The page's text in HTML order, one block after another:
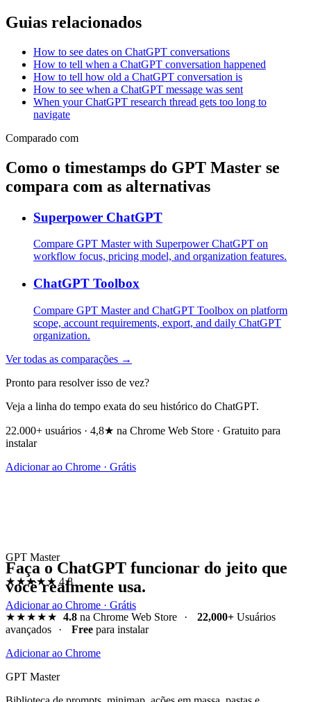
Guias relacionados
How to see dates on ChatGPT conversations
How to tell when a ChatGPT conversation happened
How to tell how old a ChatGPT conversation is
How to see when a ChatGPT message was sent
When your ChatGPT research thread gets too long to
navigate
Comparado com
Como o timestamps do GPT Master se
compara com as alternativas
Superpower ChatGPT
Compare GPT Master with Superpower ChatGPT on
workflow focus, pricing model, and organization features.
ChatGPT Toolbox
Compare GPT Master and ChatGPT Toolbox on platform
scope, account requirements, export, and daily ChatGPT
organization.
Ver todas as comparações →
Pronto para resolver isso de vez?
Veja a linha do tempo exata do seu histórico do ChatGPT.
22.000+ usuários · 4,8★ na Chrome Web Store · Gratuito para
instalar
Adicionar ao Chrome · Grátis
GPT Master
★★★★★ 4.8
Adicionar ao Chrome · Grátis
Faça o ChatGPT funcionar do jeito que
você realmente usa.
★★★★★ 4.8na Chrome Web Store · 22,000+Usuários
avançados
· Free para instalar
Adicionar ao Chrome
GPT Master